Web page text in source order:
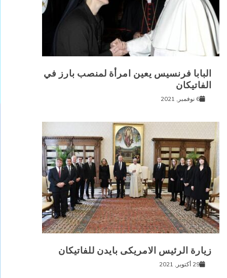
البابا فرنسيس يعين امرأة لمنصب بارز في
الفاتيكان
6 نوفمبر, 2021
زيارة الرئيس الامريكى بايدن للفاتيكان
29 أكتوبر, 2021